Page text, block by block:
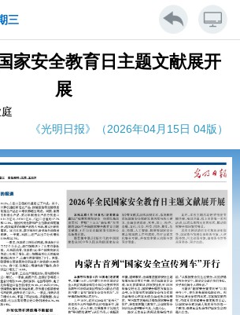
三
家安全教育日主题文献展开
展
《光明日报》（2026年04月15日 04版）